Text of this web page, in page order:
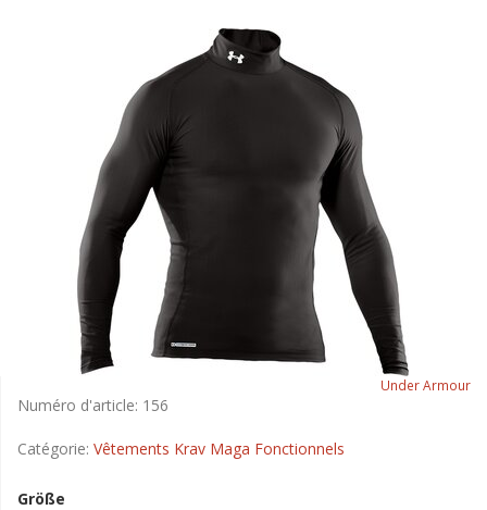
Under Armour
Numéro d'article: 156
Catégorie: Vêtements Krav Maga Fonctionnels
Größe